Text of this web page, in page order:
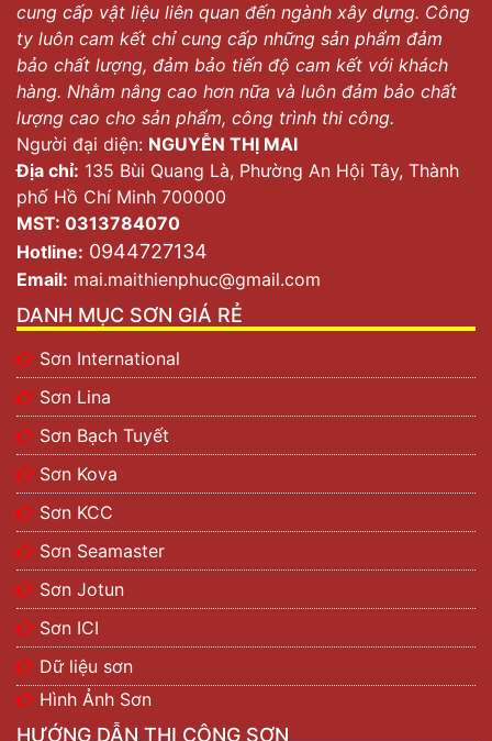
cung cấp vật liệu liên quan đến ngành xây dựng. Công
ty luôn cam kết chỉ cung cấp những sản phẩm đảm
bảo chất lượng, đảm bảo tiến độ cam kết với khách
hàng. Nhằm nâng cao hơn nữa và luôn đảm bảo chất
lượng cao cho sản phẩm, công trình thi công.
Người đại diện: NGUYỄN THỊ MAI
Địa chỉ: 135 Bùi Quang Là, Phường An Hội Tây, Thành
phố Hồ Chí Minh 700000
MST: 0313784070
Hotline: 0944727134
Email: mai.maithienphuc@gmail.com
DANH MỤC SƠN GIÁ RẺ
Sơn International
Sơn Lina
Sơn Bạch Tuyết
Sơn Kova
Sơn KCC
Sơn Seamaster
Sơn Jotun
Sơn ICI
Dữ liệu sơn
Hình Ảnh Sơn
HƯỚNG DẪN THI CÔNG SƠN